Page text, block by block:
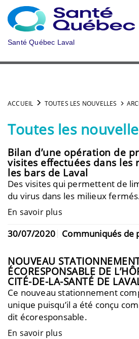
Aller au menu principal
Santé Québec Laval
ACCUEIL TOUTES LES NOUVELLES
Toutes les
Bilan d’une opération de
visites effectuées dans les
les bars de Laval
Des visites qui permettent de
du virus dans les milieux
En savoir plus
30/07/2020 Communiqués de
NOUVEAU
ÉCORESPONSABLE DE
CITÉ-DE-LA-SANTÉ DE
Ce nouveau stationnement
unique puisqu’il a été conçu
dit écoresponsable.
En savoir plus